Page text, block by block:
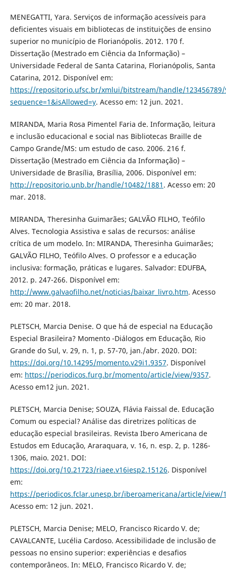
MENEGATTI, Yara. Serviços de informação acessíveis para
deficientes visuais em bibliotecas de instituições de ensino
superior no município de Florianópolis. 2012. 170 f.
Dissertação (Mestrado em Ciência da Informação) –
Universidade Federal de Santa Catarina, Florianópolis, Santa
Catarina, 2012. Disponível em:
https://repositorio.ufsc.br/xmlui/bitstream/handle/123456789/
sequence=1&isAllowed=y. Acesso em: 12 jun. 2021.
MIRANDA, Maria Rosa Pimentel Faria de. Informação, leitura
e inclusão educacional e social nas Bibliotecas Braille de
Campo Grande/MS: um estudo de caso. 2006. 216 f.
Dissertação (Mestrado em Ciência da Informação) –
Universidade de Brasília, Brasília, 2006. Disponível em:
http://repositorio.unb.br/handle/10482/1881 . Acesso em: 20
mar. 2018.
MIRANDA, Theresinha Guimarães; GALVÃO FILHO, Teófilo
Alves. Tecnologia Assistiva e salas de recursos: análise
crítica de um modelo. In: MIRANDA, Theresinha Guimarães;
GALVÃO FILHO, Teófilo Alves. O professor e a educação
inclusiva: formação, práticas e lugares. Salvador: EDUFBA,
2012. p. 247-266. Disponível em:
http://www.galvaofilho.net/noticias/baixar_livro.htm. Acesso
em: 20 mar. 2018.
PLETSCH, Marcia Denise. O que há de especial na Educação
Especial Brasileira? Momento -Diálogos em Educação, Rio
Grande do Sul, v. 29, n. 1, p. 57-70, jan./abr. 2020. DOI:
https://doi.org/10.14295/momento.v29i1.9357. Disponível
em: https://periodicos.furg.br/momento/article/view/9357.
Acesso em12 jun. 2021.
PLETSCH, Marcia Denise; SOUZA, Flávia Faissal de. Educação
Comum ou especial? Análise das diretrizes políticas de
educação especial brasileiras. Revista Ibero Americana de
Estudos em Educação, Araraquara, v. 16, n. esp. 2, p. 1286-
1306, maio. 2021. DOI:
https://doi.org/10.21723/riaee.v16iesp2.15126. Disponível
em:
https://periodicos.fclar.unesp.br/iberoamericana/article/view/
Acesso em: 12 jun. 2021.
PLETSCH, Marcia Denise; MELO, Francisco Ricardo V. de;
CAVALCANTE, Lucélia Cardoso. Acessibilidade de inclusão de
pessoas no ensino superior: experiências e desafios
contemporâneos. In: MELO, Francisco Ricardo V. de;